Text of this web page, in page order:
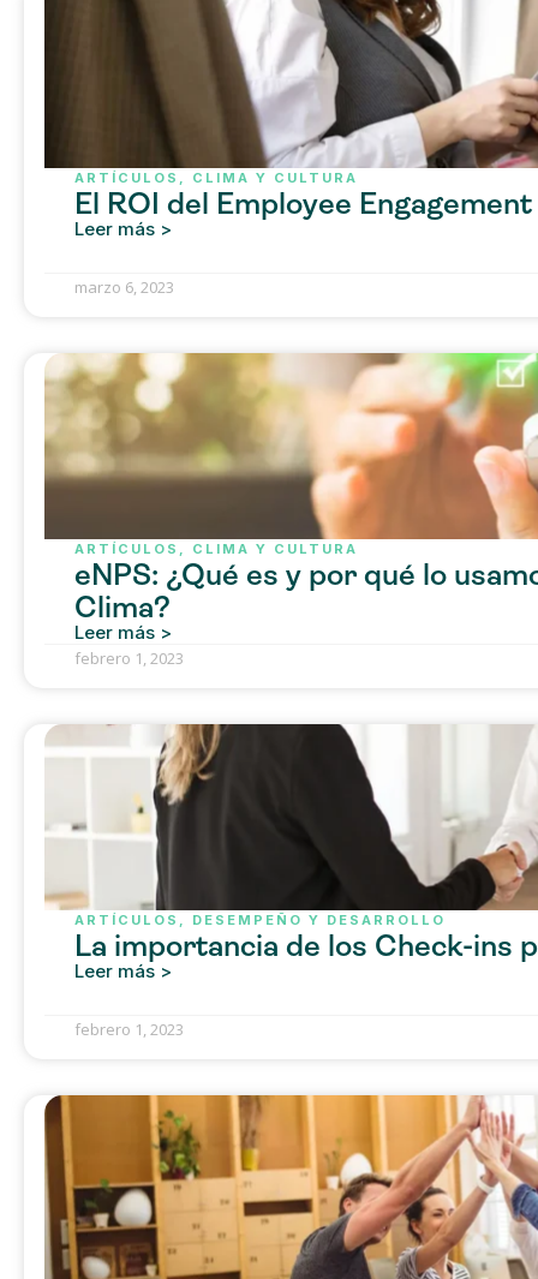
ARTÍCULOS CLIMA Y CULTURA
El ROI del Employee Engagement
Leer más >
marzo 6, 2023
ARTÍCULOS CLIMA Y CULTURA
eNPS: ¿Qué es y por qué lo
Clima?
Leer más >
febrero 1, 2023
ARTÍCULOS DESEMPEÑO Y DESARROLLO
La importancia de los Check-ins
Leer más >
febrero 1, 2023